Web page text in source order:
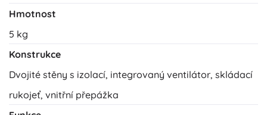
Hmotnost
5 kg
Konstrukce
Dvojité stěny s izolací, integrovaný ventilátor, skládací
rukojeť, vnitřní přepážka